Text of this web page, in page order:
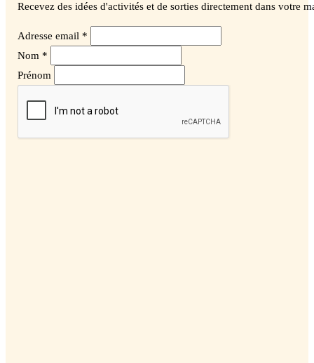
Recevez des idées d'activités et de sorties directement dans votre
Adresse email *
Nom *
Prénom